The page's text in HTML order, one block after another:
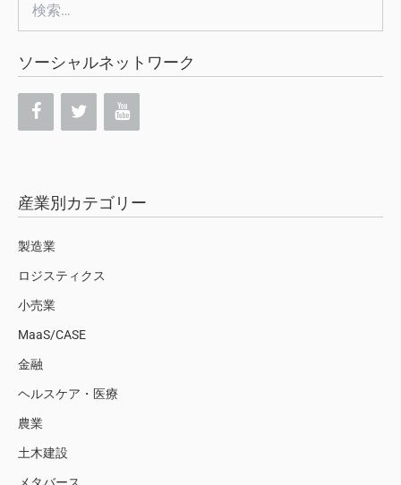
索:
ソーシャルネットワーク
産業別カテゴリー
製造業
ロジスティクス
小売業
MaaS/CASE
金融
ヘルスケア・医療
農業
土木建設